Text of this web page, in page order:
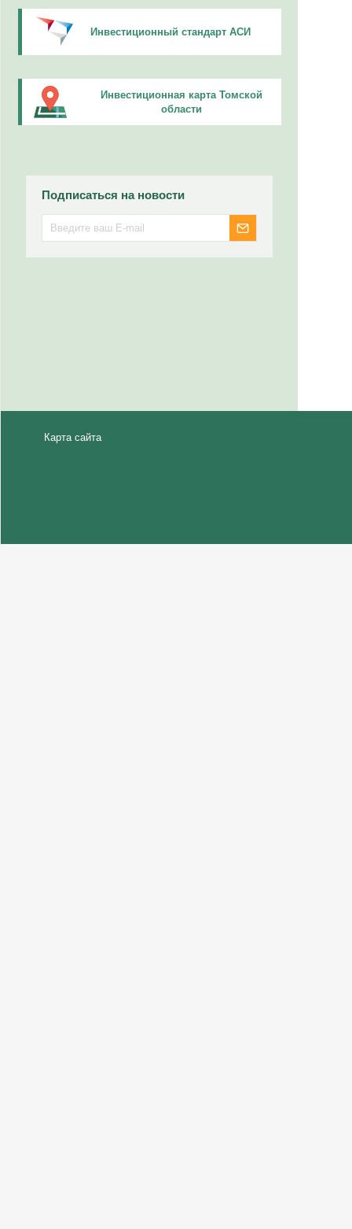
Инвестиционный стандарт АСИ
Инвестиционная карта Томской
области
Подписаться на новости
Карта сайта